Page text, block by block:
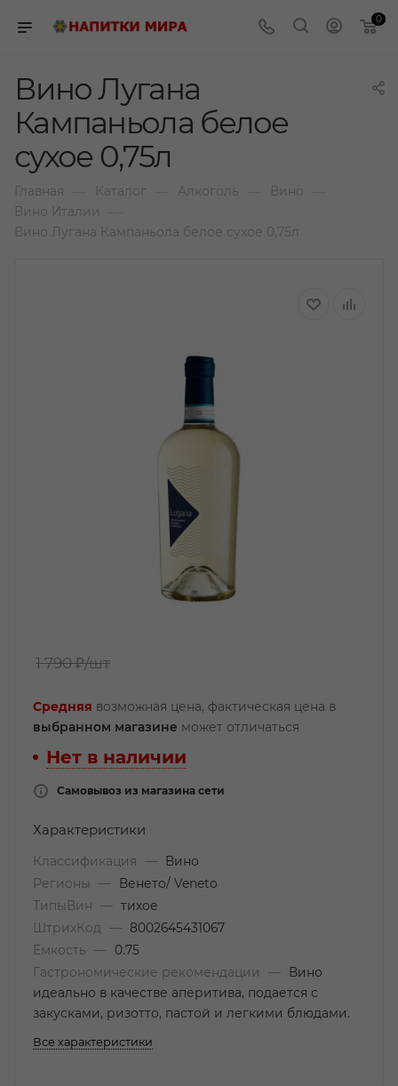
0
Вино Лугана
Кампаньола белое
сухое 0,75л
Главная Каталог Алкоголь Вино
Вино Италии
Вино Лугана Кампаньола белое сухое 0,75л
1 790 ₽/шт
Средняя возможная цена, фактическая цена в
выбранном магазине может отличаться
Нет в наличии
Самовывоз из магазина сети
Характеристики
Классификация —
Вино
Регионы
—
Венето/ Veneto
ТипыВин
— тихое
ШтрихКод
—
8002645431067
Емкость
—
0.75
Гастрономические рекомендации
—
Вино
идеально в качестве аперитива, подается с
закусками, ризотто, пастой и легкими блюдами.
Все характеристики